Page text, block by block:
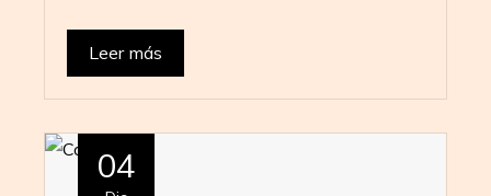
Leer más
04